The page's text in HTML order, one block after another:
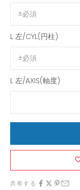
L 左/CYL(円柱)
L 左/AXIS(軸度)
共有する